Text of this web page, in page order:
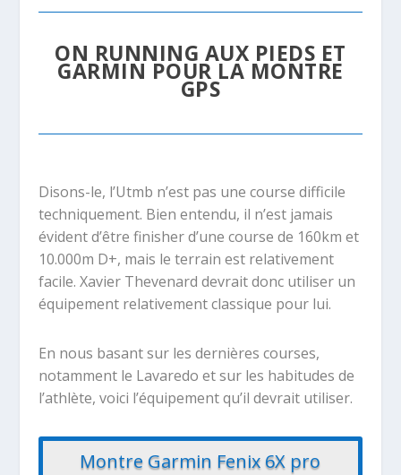
ON RUNNING AUX PIEDS ET
GARMIN POUR LA MONTRE
GPS
Disons-le, l’Utmb n’est pas une course difficile
techniquement. Bien entendu, il n’est jamais
évident d’être finisher d’une course de 160km et
10.000m D+, mais le terrain est relativement
facile. Xavier Thevenard devrait donc utiliser un
équipement relativement classique pour lui.
En nous basant sur les dernières courses,
notamment le Lavaredo et sur les habitudes de
l’athlète, voici l’équipement qu’il devrait utiliser.
Montre Garmin Fenix 6X pro